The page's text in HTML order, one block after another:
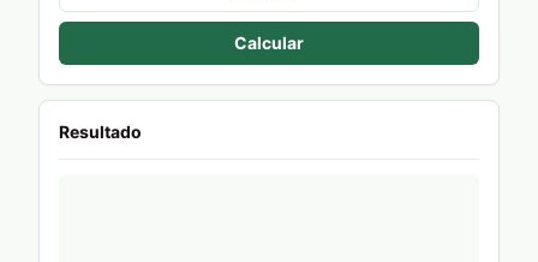
Calcular
Resultado